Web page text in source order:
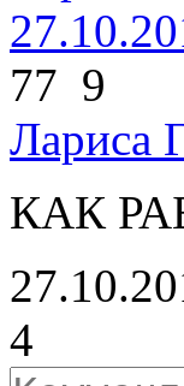
77 9
Лариса
КАК
4